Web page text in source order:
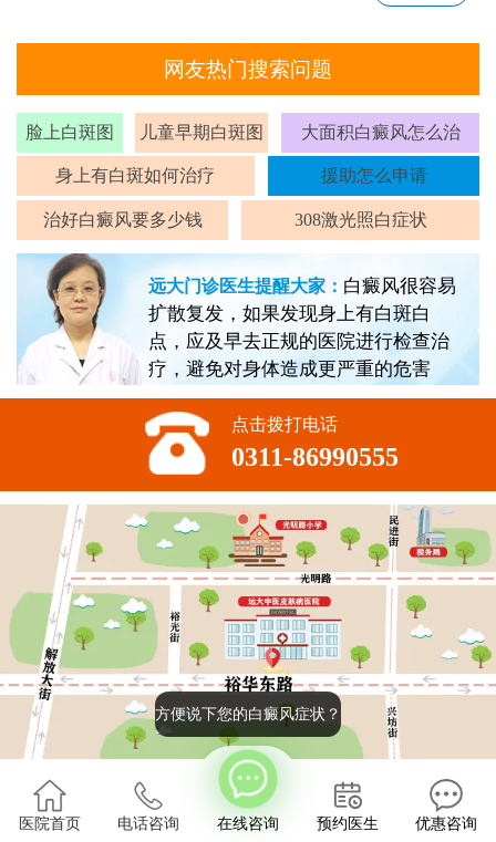
网友热门搜索问题
脸上白斑图 儿童早期白斑图 大面积白癜风怎么治
身上有白斑如何治疗 援助怎么申请
治好白癜风要多少钱 308激光照白症状
远大门诊医生提醒大家： 白癜风很容易
扩散复发，如果发现身上有白斑白
点，应及早去正规的医院进行检查治
疗，避免对身体造成更严重的危害
点击拨打电话
0311-86990555
版权所有:石家庄远大中医皮肤病医院 2022
医院首页 电话咨询 在线咨询
方便说下您的白癜风症状？
预约医生 优惠咨询